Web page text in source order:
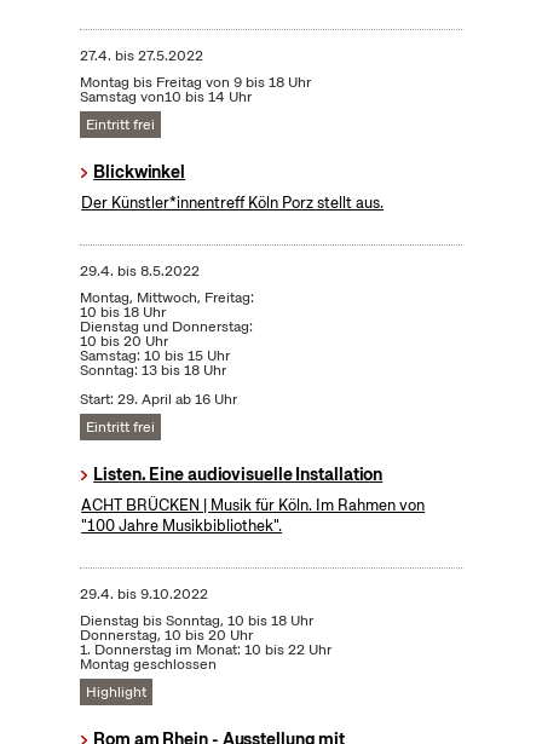
27.4. bis27.5.2022
Montag bis Freitag von 9 bis 18 Uhr
Samstag von10 bis 14 Uhr
Eintritt frei
Blickwinkel
Der Künstler*innentreff Köln Porz stellt aus.
29.4. bis8.5.2022
Montag, Mittwoch, Freitag:
10 bis 18 Uhr
Dienstag und Donnerstag:
10 bis 20 Uhr
Samstag: 10 bis 15 Uhr
Sonntag: 13 bis 18 Uhr
Start: 29. April ab 16 Uhr
Eintritt frei
Listen. Eine audiovisuelle Installation
ACHT BRÜCKEN | Musik für Köln. Im Rahmen von
"100 Jahre Musikbibliothek".
29.4. bis9.10.2022
Dienstag bis Sonntag, 10 bis 18 Uhr
Donnerstag, 10 bis 20 Uhr
1. Donnerstag im Monat: 10 bis 22 Uhr
Montag geschlossen
Highlight
Rom am Rhein - Ausstellung mit